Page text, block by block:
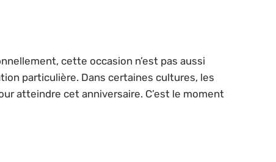
cette occasion n’est pas aussi
particulière. Dans certaines cultures, les
atteindre cet anniversaire. C’est le moment